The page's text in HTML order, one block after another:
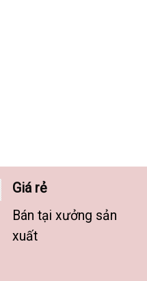
Giá rẻ
Bán tại xưởng sản
xuất